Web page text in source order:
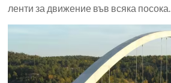
ленти за движение във всяка посока.